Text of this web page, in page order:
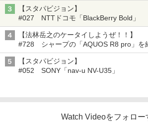
【スタパビジョン】
#027 NTTドコモ「BlackBerry Bold」
【法林岳之のケータイしようぜ！！】
#728 シャープの「AQUOS R8 pro」を
【スタパビジョン】
#052 SONY「nav-u NV-U35」
Watch Videoをフォロー